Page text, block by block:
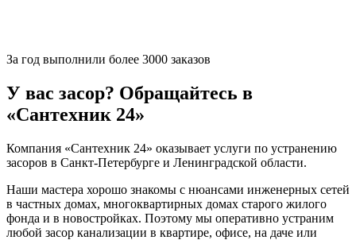
За год выполнили более 3000 заказов
У вас засор? Обращайтесь в
«Сантехник 24»
Компания «Сантехник 24» оказывает услуги по устранению
засоров в Санкт-Петербурге и Ленинградской области.
Наши мастера хорошо знакомы с нюансами инженерных сетей
в частных домах, многоквартирных домах старого жилого
фонда и в новостройках. Поэтому мы оперативно устраним
любой засор канализации в квартире, офисе, на даче или